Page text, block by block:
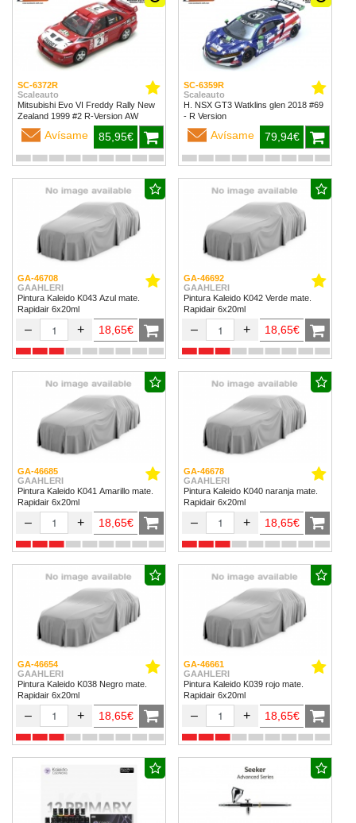
SC-6372R
Scaleauto
Mitsubishi Evo VI Freddy Rally New
Zealand 1999 #2 R-Version AW
Avísame 85,95€
SC-6359R
Scaleauto
H. NSX GT3 Watklins glen 2018 #69
- R Version
Avísame 79,94€
GA-46708
GAAHLERI
Pintura Kaleido K043 Azul mate.
Rapidair 6x20ml
– + 18,65€
GA-46692
GAAHLERI
Pintura Kaleido K042 Verde mate.
Rapidair 6x20ml
– + 18,65€
GA-46685
GAAHLERI
Pintura Kaleido K041 Amarillo mate.
Rapidair 6x20ml
– + 18,65€
GA-46678
GAAHLERI
Pintura Kaleido K040 naranja mate.
Rapidair 6x20ml
– + 18,65€
GA-46654
GAAHLERI
Pintura Kaleido K038 Negro mate.
Rapidair 6x20ml
– + 18,65€
GA-46661
GAAHLERI
Pintura Kaleido K039 rojo mate.
Rapidair 6x20ml
– + 18,65€